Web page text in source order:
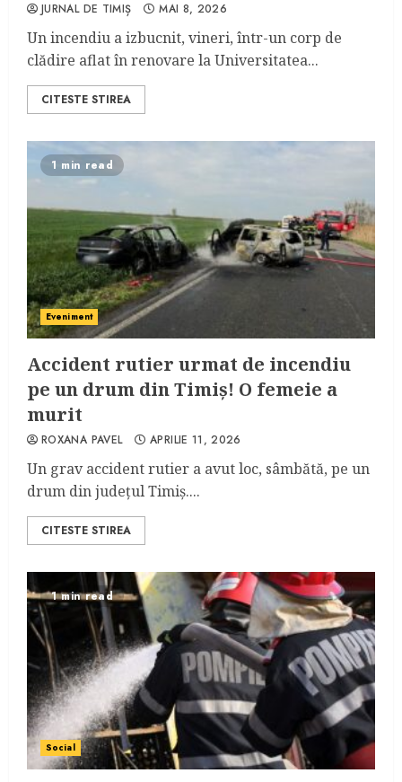
JURNAL DE TIMIȘ MAI 8, 2026
Un incendiu a izbucnit, vineri, într-un corp de
clădire aflat în renovare la Universitatea...
CITESTE STIREA
1 min read
Eveniment
Accident rutier urmat de incendiu
pe un drum din Timiș! O femeie a
murit
ROXANA PAVEL APRILIE 11, 2026
Un grav accident rutier a avut loc, sâmbătă, pe un
drum din județul Timiș....
CITESTE STIREA
1 min read
Social